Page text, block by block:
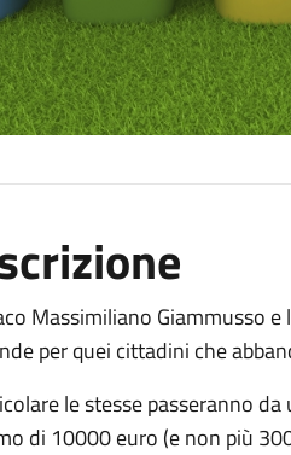
Massimiliano Giammusso
per quei cittadini che
le stesse passeranno
di 10000 euro (e non più